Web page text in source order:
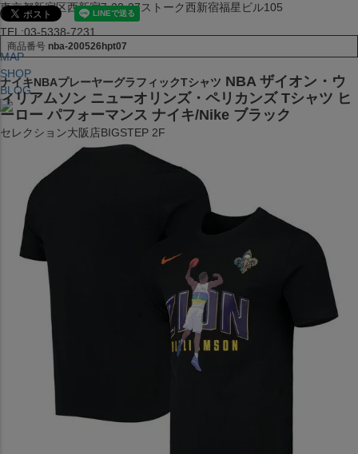
東京都新宿区西新宿7-22-37ストーク西新宿福星ビル105
TEL:03-5338-7231
MAP
SHOP
BLOG
セレクション大阪店BIGSTEP 2F
営業：平日・土日祝12:00～19:00
〒542-008
大阪府大阪市中央区西心斎橋1丁目6番14号
TEL:06-4708-3300
JR水道橋駅西口店
営業：土・日・祝日のみ 12:00-18:00
東京都千代田区神田三崎町２丁目２２−１ 1F
商品番号 nba-200526hpt07
ナイキNBAプレーヤーグラフィックTシャツ NBA ザイオン・ウ
ィリアムソン ニューオリンズ・ペリカンズ Tシャツ ヒ
ーロー パフォーマンス ナイキ/Nike ブラック